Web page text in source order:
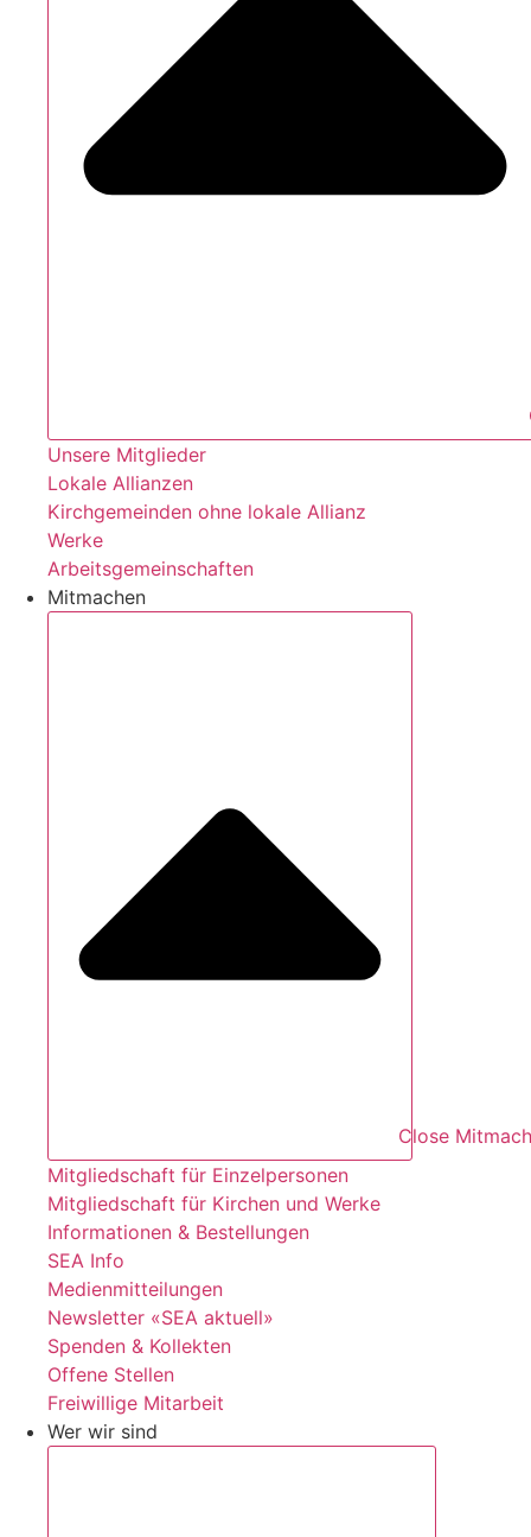
Unsere Mitglieder
Lokale Allianzen
Kirchgemeinden ohne lokale Allianz
Werke
Arbeitsgemeinschaften
Mitmachen
Close
Mitgliedschaft für Einzelpersonen
Mitgliedschaft für Kirchen und Werke
Informationen & Bestellungen
SEA Info
Medienmitteilungen
Newsletter «SEA aktuell»
Spenden & Kollekten
Offene Stellen
Freiwillige Mitarbeit
Wer wir sind